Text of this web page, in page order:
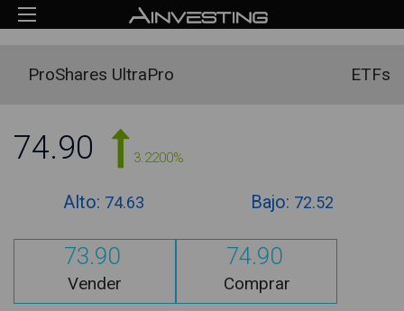
ProShares UltraPro ETFs
74.90 3.2200%
Alto: 74.63 Bajo: 72.52
73.90
Vender
74.90
Comprar